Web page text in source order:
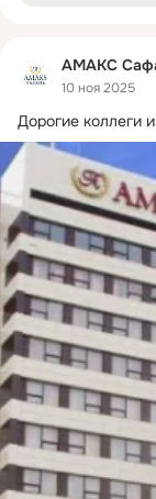
АМАКС
10 ноя 2025
Дорогие коллеги